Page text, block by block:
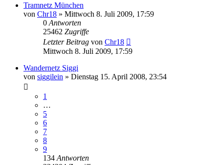
Tramnetz München
von Chr18 » Mittwoch 8. Juli 2009, 17:59
0 Antworten
25462 Zugriffe
Letzter Beitrag von Chr18
Mittwoch 8. Juli 2009, 17:59
Wandernetz Siggi
von siggilein » Dienstag 15. April 2008, 23:54
1
…
5
6
7
8
9
134 Antworten